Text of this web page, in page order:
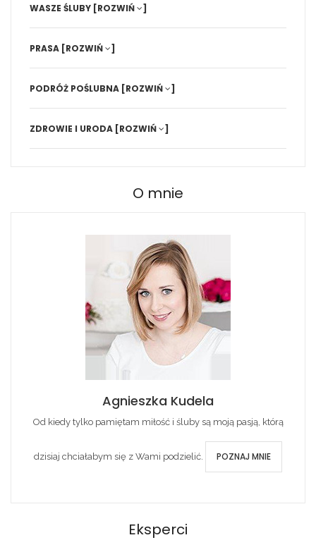
WASZE ŚLUBY [ROZWIŃ ]
PRASA [ROZWIŃ ]
PODRÓŻ POŚLUBNA [ROZWIŃ ]
ZDROWIE I URODA [ROZWIŃ ]
O mnie
Agnieszka Kudela
Od kiedy tylko pamiętam miłość i śluby są moją pasją, którą
dzisiaj chciałabym się z Wami podzielić. POZNAJ MNIE
Eksperci